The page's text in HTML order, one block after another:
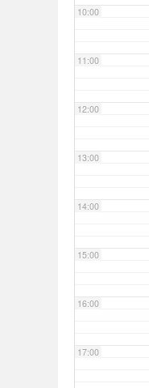
10:00
11:00
12:00
13:00
14:00
15:00
16:00
17:00